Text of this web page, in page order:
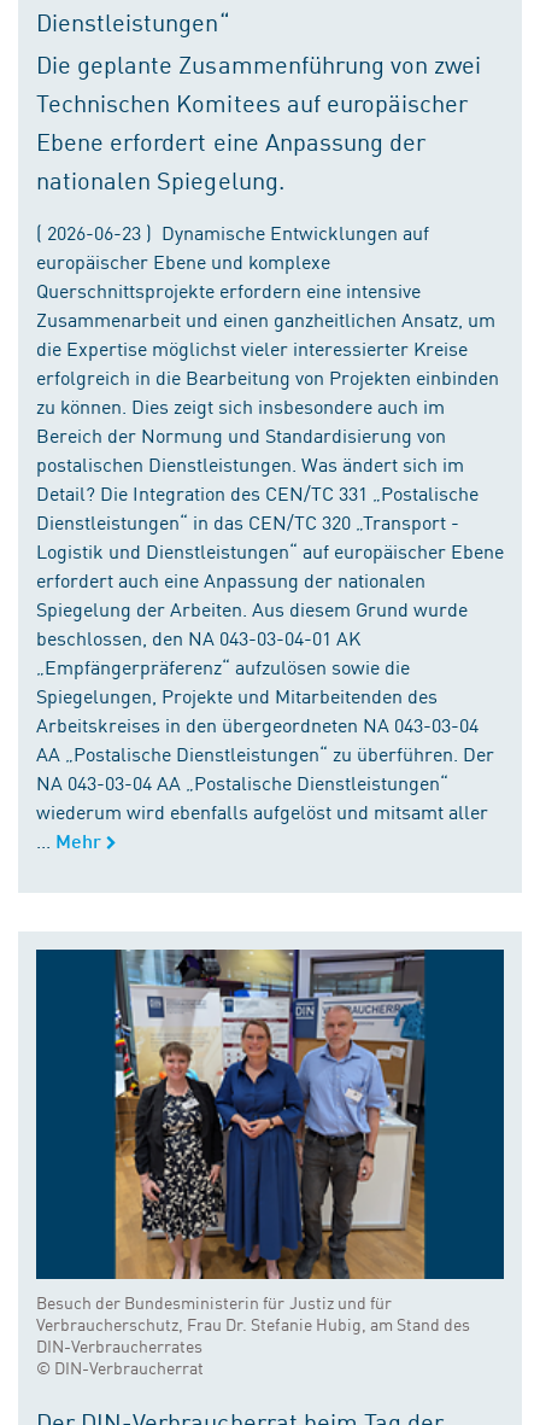
Dienstleistungen“
Die geplante Zusammenführung von zwei
Technischen Komitees auf europäischer
Ebene erfordert eine Anpassung der
nationalen Spiegelung.
( 2026-06-23 ) Dynamische Entwicklungen auf
europäischer Ebene und komplexe
Querschnittsprojekte erfordern eine intensive
Zusammenarbeit und einen ganzheitlichen Ansatz, um
die Expertise möglichst vieler interessierter Kreise
erfolgreich in die Bearbeitung von Projekten einbinden
zu können. Dies zeigt sich insbesondere auch im
Bereich der Normung und Standardisierung von
postalischen Dienstleistungen. Was ändert sich im
Detail? Die Integration des CEN/TC 331 „Postalische
Dienstleistungen“ in das CEN/TC 320 „Transport -
Logistik und Dienstleistungen“ auf europäischer Ebene
erfordert auch eine Anpassung der nationalen
Spiegelung der Arbeiten. Aus diesem Grund wurde
beschlossen, den NA 043-03-04-01 AK
„Empfängerpräferenz“ aufzulösen sowie die
Spiegelungen, Projekte und Mitarbeitenden des
Arbeitskreises in den übergeordneten NA 043-03-04
AA „Postalische Dienstleistungen“ zu überführen. Der
NA 043-03-04 AA „Postalische Dienstleistungen“
wiederum wird ebenfalls aufgelöst und mitsamt aller
Mehr
Besuch der Bundesministerin für Justiz und für
Verbraucherschutz, Frau Dr. Stefanie Hubig, am Stand des
DIN-Verbraucherrates
© DIN-Verbraucherrat